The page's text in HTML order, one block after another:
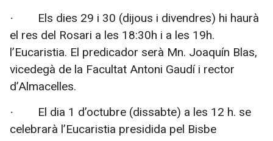
·
Els dies 29 i 30 (dijous i divendres) hi haurà
el res del Rosari a les 18:30h i a les 19h.
l’Eucaristia. El predicador serà Mn. Joaquín Blas,
vicedegà de la Facultat Antoni Gaudí i rector
d’Almacelles.
·
El dia 1 d’octubre (dissabte) a les 12 h. se
celebrarà l’Eucaristia presidida pel Bisbe